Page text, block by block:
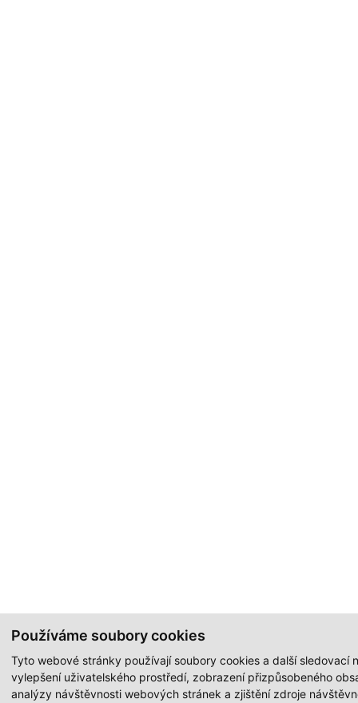
Používáme soubory cookies
Tyto webové stránky používají soubory cookies a další sledovací
vylepšení uživatelského prostředí, zobrazení přizpůsobeného
analýzy návštěvnosti webových stránek a zjištění zdroje